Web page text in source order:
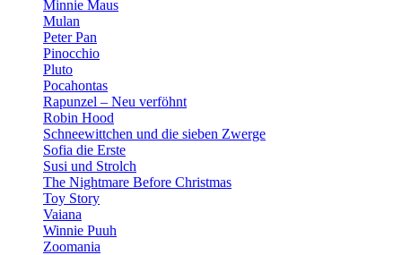
Minnie Maus
Mulan
Peter Pan
Pinocchio
Pluto
Pocahontas
Rapunzel – Neu verföhnt
Robin Hood
Schneewittchen und die sieben Zwerge
Sofia die Erste
Susi und Strolch
The Nightmare Before Christmas
Toy Story
Vaiana
Winnie Puuh
Zoomania